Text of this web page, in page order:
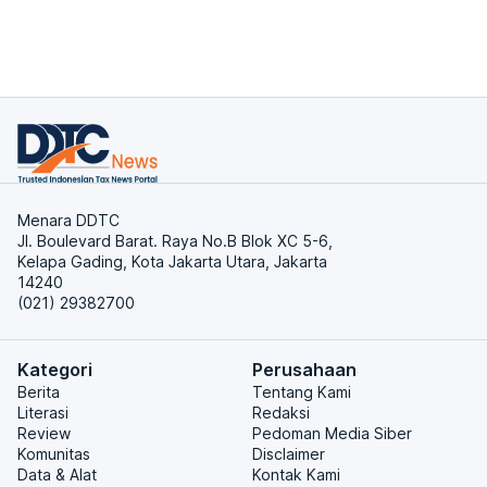
Menara DDTC
Jl. Boulevard Barat. Raya No.B Blok XC 5-6,
Kelapa Gading, Kota Jakarta Utara, Jakarta
14240
(021) 29382700
Kategori
Berita
Literasi
Review
Komunitas
Data & Alat
Perusahaan
Tentang Kami
Redaksi
Pedoman Media Siber
Disclaimer
Kontak Kami